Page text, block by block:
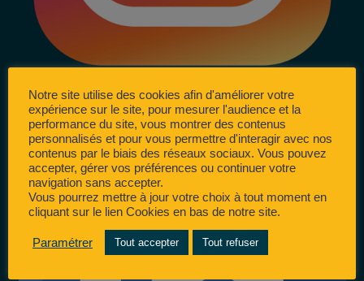
Notre site utilise des cookies afin d'améliorer votre
expérience sur le site, pour mesurer l'audience et la
performance du site, vous montrer des contenus
personnalisés et pour vous permettre d'interagir avec nos
contenus par le biais des réseaux sociaux. Vous pouvez
accepter, gérer vos préférences ou continuer votre
navigation sans accepter.
Vous pourrez mettre à jour votre choix à tout moment en
cliquant sur le lien Cookies en bas de notre site.
Paramétrer Tout accepter Tout refuser